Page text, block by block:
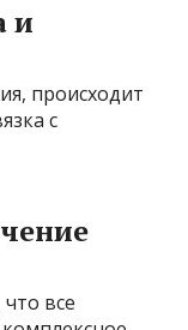
и
происходит
с
все